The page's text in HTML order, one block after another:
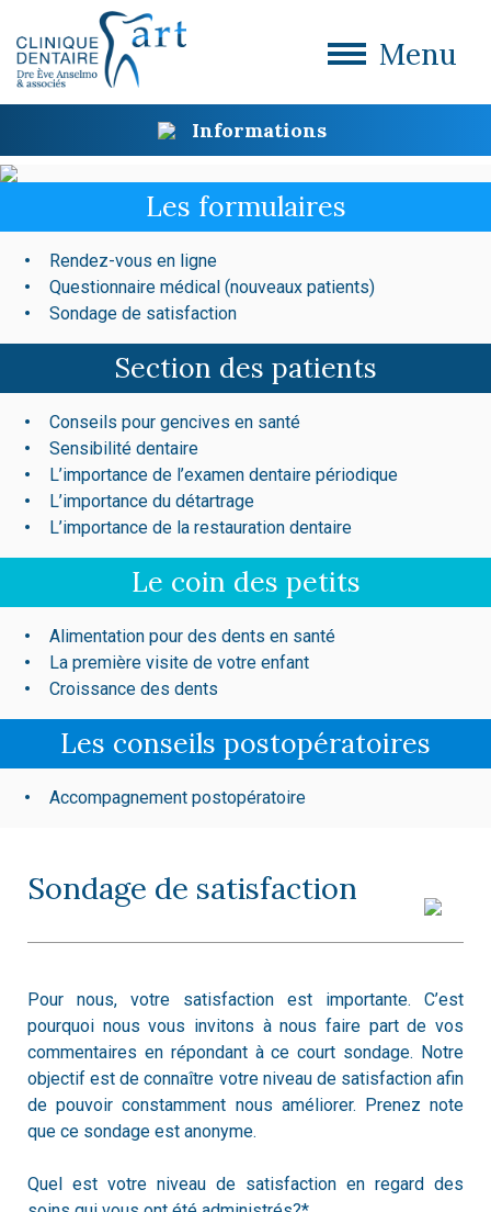
Menu
Informations
Les formulaires
Rendez-vous en ligne
Questionnaire médical (nouveaux patients)
Sondage de satisfaction
Section des patients
Conseils pour gencives en santé
Sensibilité dentaire
L’importance de l’examen dentaire périodique
L’importance du détartrage
L’importance de la restauration dentaire
Le coin des petits
Alimentation pour des dents en santé
La première visite de votre enfant
Croissance des dents
Les conseils postopératoires
Accompagnement postopératoire
Sondage de satisfaction
Pour nous, votre satisfaction est importante. C’est
pourquoi nous vous invitons à nous faire part de vos
commentaires en répondant à ce court sondage. Notre
objectif est de connaître votre niveau de satisfaction afin
de pouvoir constamment nous améliorer. Prenez note
que ce sondage est anonyme.
Quel est votre niveau de satisfaction en regard des